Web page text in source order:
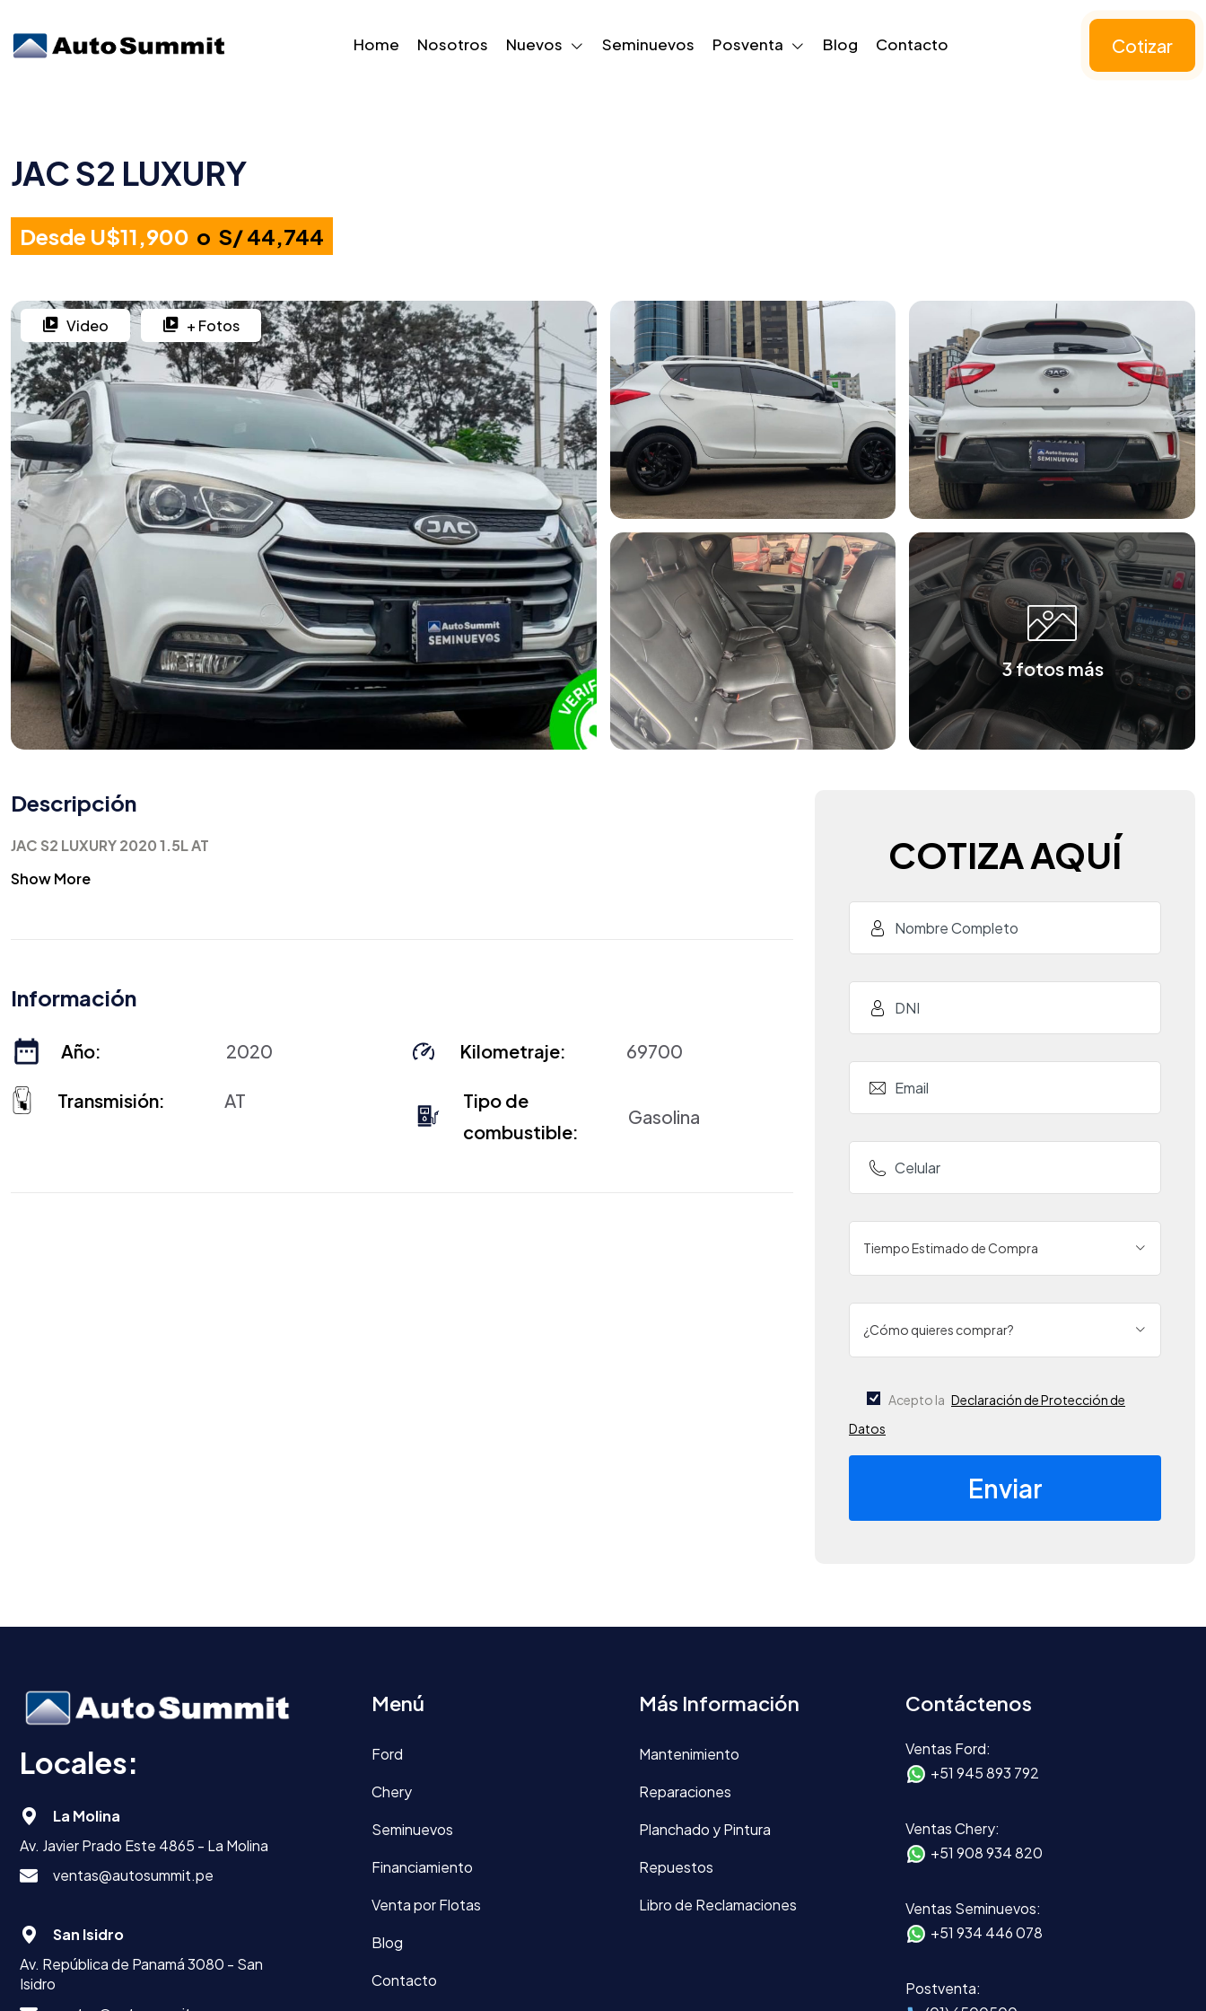
Home Nosotros Nuevos Seminuevos Posventa Blog Contacto Cotizar
JAC S2 LUXURY
Desde U$11,900 o S/ 44,744
Video + Fotos
3 fotos más
Descripción
JAC S2 LUXURY 2020 1.5L AT
Show More
Información
Año: 2020 Kilometraje: 69700
Transmisión: AT
Tipo de
combustible:
Gasolina
COTIZA AQUÍ
Tiempo Estimado de Compra
¿Cómo quieres comprar?
Acepto la Declaración de Protección de
Datos
Enviar
Locales:
La Molina
Av. Javier Prado Este 4865 - La Molina
ventas@autosummit.pe
San Isidro
Av. República de Panamá 3080 - San
Isidro
Menú
Ford
Chery
Seminuevos
Financiamiento
Venta por Flotas
Blog
Contacto
Más Información
Mantenimiento
Reparaciones
Planchado y Pintura
Repuestos
Libro de Reclamaciones
Contáctenos
Ventas Ford:
+51 945 893 792
Ventas Chery:
+51 908 934 820
Ventas Seminuevos:
+51 934 446 078
Postventa: